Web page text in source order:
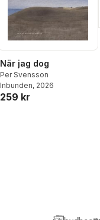
När jag dog
Per Svensson
Inbunden, 2026
259 kr